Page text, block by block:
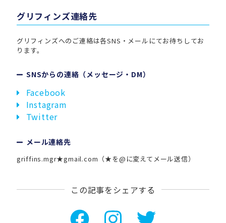
グリフィンズ連絡先
グリフィンズへのご連絡は各SNS・メールにてお待ちしてお
ります。
SNSからの連絡（メッセージ・DM）
Facebook
Instagram
Twitter
メール連絡先
griffins.mgr★gmail.com（★を@に変えてメール送信）
この記事をシェアする